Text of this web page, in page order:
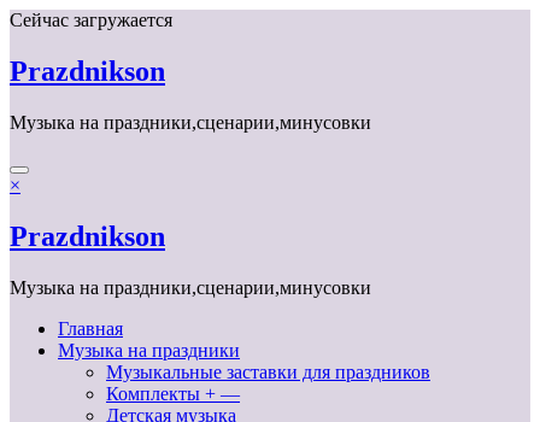
Перейти
содержимому
Сейчас загружается
Prazdnikson
Музыка на праздники,сценарии,минусовки
×
Prazdnikson
Музыка на праздники,сценарии,минусовки
Главная
Музыка на праздники
Музыкальные заставки для праздников
Комплекты + —
Детская музыка